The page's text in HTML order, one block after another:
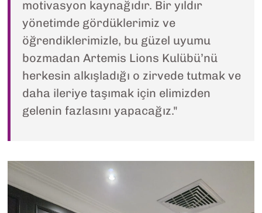
motivasyon kaynağıdır. Bir yıldır
yönetimde gördüklerimiz ve
öğrendiklerimizle, bu güzel uyumu
bozmadan Artemis Lions Kulübü’nü
herkesin alkışladığı o zirvede tutmak ve
daha ileriye taşımak için elimizden
gelenin fazlasını yapacağız."